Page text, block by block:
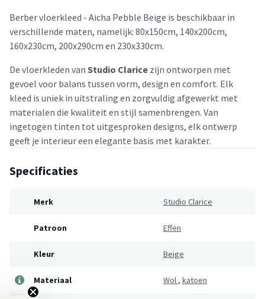
Berber vloerkleed - Aicha Pebble Beige is beschikbaar in
verschillende maten, namelijk: 80x150cm, 140x200cm,
160x230cm, 200x290cm en 230x330cm.
De vloerkleden van Studio Clarice zijn ontworpen met
gevoel voor balans tussen vorm, design en comfort. Elk
kleed is uniek in uitstraling en zorgvuldig afgewerkt met
materialen die kwaliteit en stijl samenbrengen. Van
ingetogen tinten tot uitgesproken designs, elk ontwerp
geeft je interieur een elegante basis met karakter.
Specificaties
Merk Studio Clarice
Patroon Effen
Kleur Beige
Materiaal Wol , katoen